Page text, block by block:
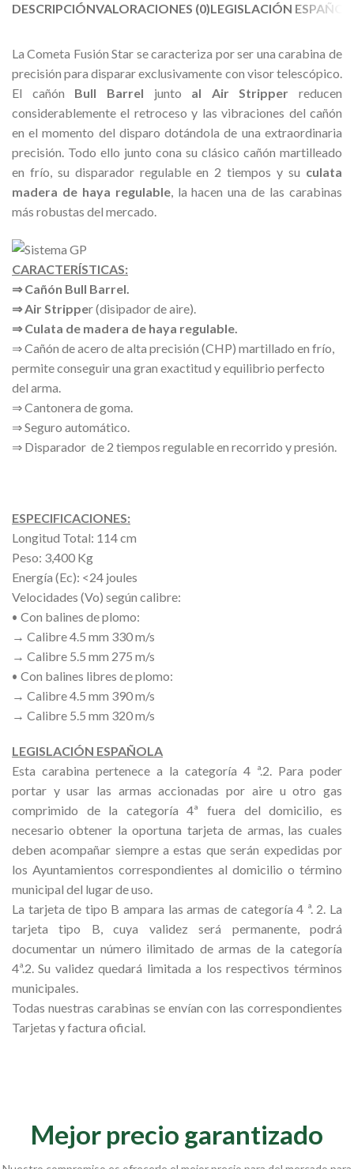
DESCRIPCIÓNVALORACIONES (0)LEGISLACIÓN
La Cometa Fusión Star se caracteriza por ser una carabina de
precisión para disparar exclusivamente con visor telescópico.
El cañón Bull Barrel junto al Air Stripper reducen
considerablemente el retroceso y las vibraciones del cañón
en el momento del disparo dotándola de una extraordinaria
precisión. Todo ello junto cona su clásico cañón martilleado
en frío, su disparador regulable en 2 tiempos y su culata
madera de haya regulable, la hacen una de las carabinas
más robustas del mercado.
CARACTERÍSTICAS:
⇒ Cañón Bull Barrel.
⇒ Air Stripper (disipador de aire).
⇒ Culata de madera de haya regulable.
⇒ Cañón de acero de alta precisión (CHP) martillado en frío,
permite conseguir una gran exactitud y equilibrio perfecto
del arma.
⇒ Cantonera de goma.
⇒ Seguro automático.
⇒ Disparador de 2 tiempos regulable en recorrido y presión.
ESPECIFICACIONES:
Longitud Total: 114 cm
Peso: 3,400 Kg
Energía (Ec): <24 joules
Velocidades (Vo) según calibre:
• Con balines de plomo:
→ Calibre 4.5 mm 330 m/s
→ Calibre 5.5 mm 275 m/s
• Con balines libres de plomo:
→ Calibre 4.5 mm 390 m/s
→ Calibre 5.5 mm 320 m/s
LEGISLACIÓN ESPAÑOLA
Esta carabina pertenece a la categoría 4 ª.2. Para poder
portar y usar las armas accionadas por aire u otro gas
comprimido de la categoría 4ª fuera del domicilio, es
necesario obtener la oportuna tarjeta de armas, las cuales
deben acompañar siempre a estas que serán expedidas por
los Ayuntamientos correspondientes al domicilio o término
municipal del lugar de uso.
La tarjeta de tipo B ampara las armas de categoría 4 ª. 2. La
tarjeta tipo B, cuya validez será permanente, podrá
documentar un número ilimitado de armas de la categoría
4ª.2. Su validez quedará limitada a los respectivos términos
municipales.
Todas nuestras carabinas se envían con las correspondientes
Tarjetas y factura oficial.
Mejor precio garantizado